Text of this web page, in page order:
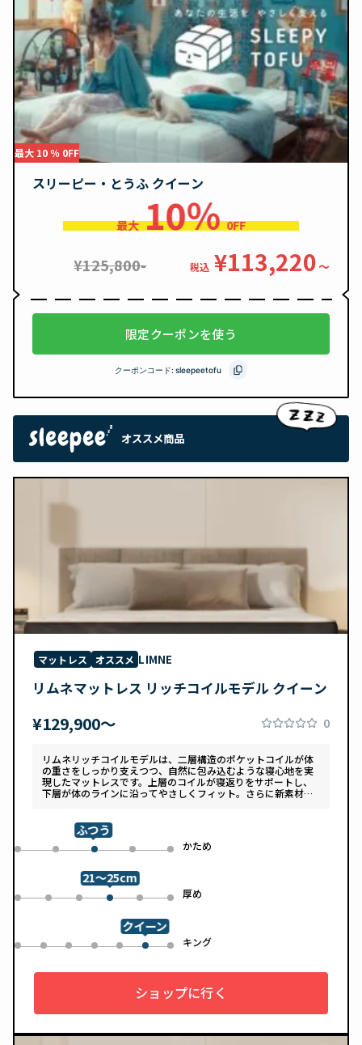
最大 10 ％ 0FF
スリーピー・とうふ クイーン
最大 10％ 0FF
¥125,800- 税込 ¥113,220〜
限定クーポンを使う
クーポンコード: sleepeetofu
オススメ商品
マットレス オススメ LIMNE
リムネマットレス リッチコイルモデル クイーン
¥129,900〜 0
リムネリッチコイルモデルは、二層構造のポケットコイルが体
の重さをしっかり支えつつ、自然に包み込むような寝心地を実
現したマットレスです。上層のコイルが寝返りをサポートし、
下層が体のラインに沿ってやさしくフィット。さらに新素材
ンで、カバーは自宅で洗濯可能。清潔さと快適さの両方を追求
した一枚です。
0 1 2
ふつう
3 かため
4
0 1 2 3
21～25cm
4 厚め
5
0 1 2 3 4 5
クイーン
キング
6
ショップに行く